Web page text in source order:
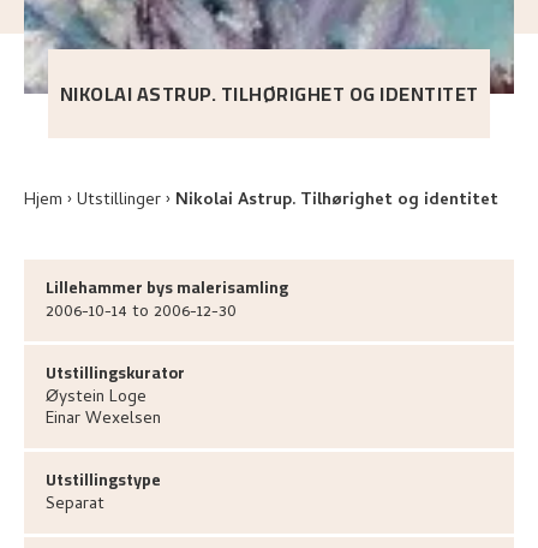
NIKOLAI ASTRUP. TILHØRIGHET OG IDENTITET
Hjem Utstillinger Nikolai Astrup. Tilhørighet og identitet
Lillehammer bys malerisamling
2006-10-14 to 2006-12-30
Utstillingskurator
Øystein Loge
EinarWexelsen
Utstillingstype
Separat